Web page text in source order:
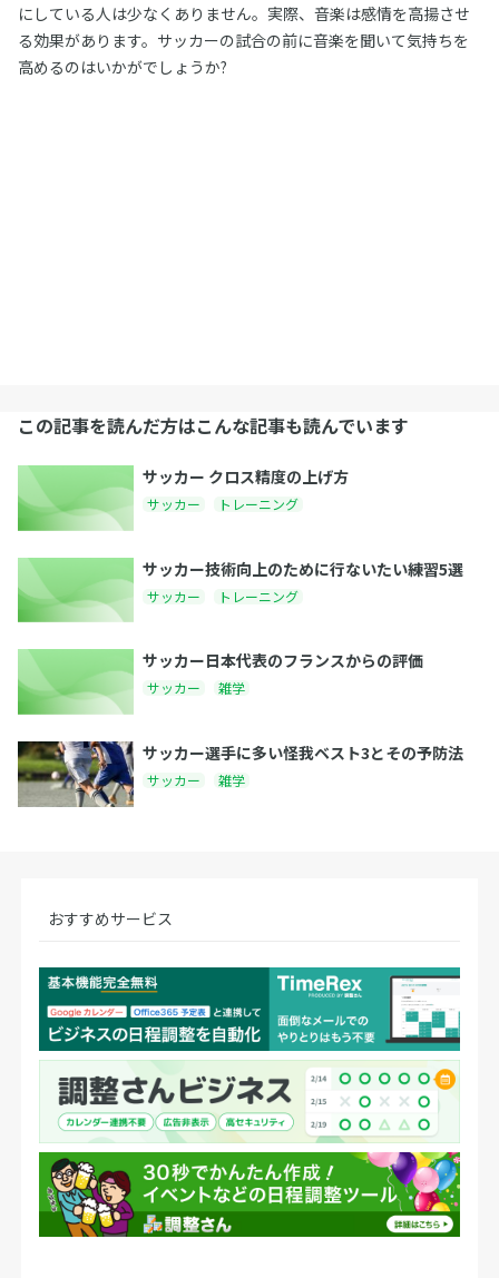
にしている人は少なくありません。実際、音楽は感情を高揚させ
る効果があります。サッカーの試合の前に音楽を聞いて気持ちを
高めるのはいかがでしょうか?
この記事を読んだ方はこんな記事も読んでいます
サッカー クロス精度の上げ方
サッカー トレーニング
サッカー技術向上のために行ないたい練習5選
サッカー トレーニング
サッカー日本代表のフランスからの評価
サッカー 雑学
サッカー選手に多い怪我ベスト3とその予防法
サッカー 雑学
おすすめサービス